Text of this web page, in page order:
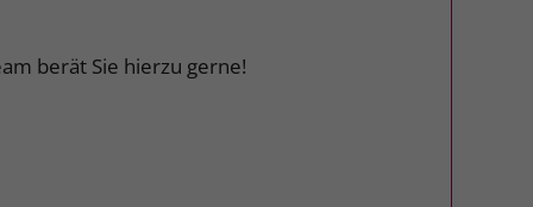
berät Sie hierzu gerne!